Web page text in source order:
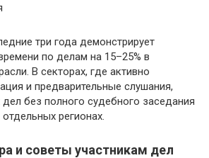
три года демонстрирует
по делам на 15–25% в
В секторах, где активно
и предварительные слушания,
без полного судебного заседания
регионах.
и советы участникам дел